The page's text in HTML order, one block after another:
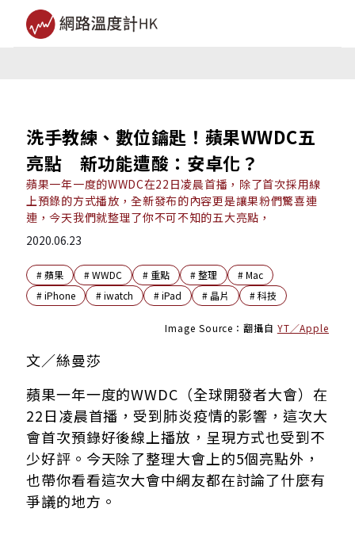
洗手教練、數位鑰匙！蘋果WWDC五
亮點 新功能遭酸：安卓化？
蘋果一年一度的WWDC在22日凌晨首播，除了首次採用線
上預錄的方式播放，全新發布的內容更是讓果粉們驚喜連
連，今天我們就整理了你不可不知的五大亮點，
2020.06.23
#蘋果 #WWDC # 重點 #整理 #Mac
#iPhone #iwatch #iPad # 晶片 #科技
Image Source：翻攝自 YT／Apple
文／絲曼莎
蘋果一年一度的WWDC（全球開發者大會）在
22日凌晨首播，受到肺炎疫情的影響，這次大
會首次預錄好後線上播放，呈現方式也受到不
少好評。今天除了整理大會上的5個亮點外，
也帶你看看這次大會中網友都在討論了什麼有
爭議的地方。